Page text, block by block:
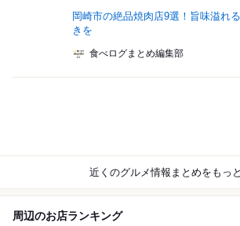
岡崎市の絶品焼肉店9選！旨味溢れ
きを
食べログまとめ編集部
近くのグルメ情報まとめをもっ
周辺のお店ランキング